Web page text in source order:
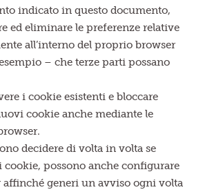
indicato in questo documento,
ed eliminare le preferenze relative
all’interno del proprio browser
– che terze parti possano
i cookie esistenti e bloccare
cookie anche mediante le
decidere di volta in volta se
cookie, possono anche configurare
generi un avviso ogni volta